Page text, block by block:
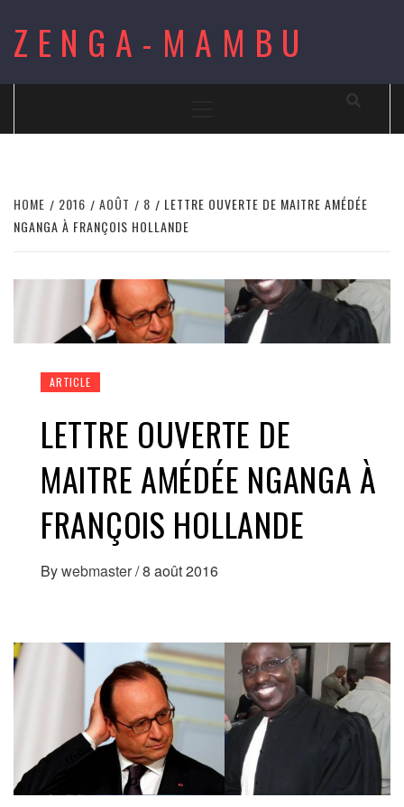
content
ZENGA-MAMBU
HOME 2016 AOÛT 8
LETTRE OUVERTE DE MAITRE AMÉDÉE
NGANGA À FRANÇOIS HOLLANDE
ARTICLE
LETTRE OUVERTE DE
MAITRE AMÉDÉE NGANGA À
FRANÇOIS HOLLANDE
Bywebmaster/8 août 2016